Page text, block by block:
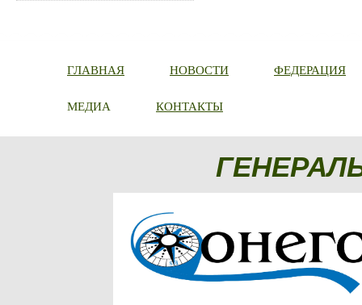
ГЛАВНАЯ НОВОСТИ ФЕДЕРАЦИЯ
МЕДИА КОНТАКТЫ